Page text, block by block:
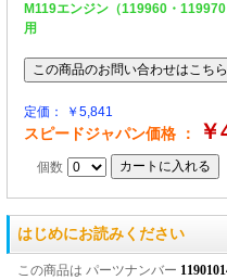
M119エンジン（119960・
用
定価： ￥5,841
スピードジャパン価格 ：
個数
はじめにお読みください
この商品は パーツナンバー